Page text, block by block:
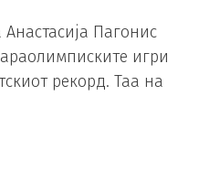
Пагонис
игри
рекорд. Таа на